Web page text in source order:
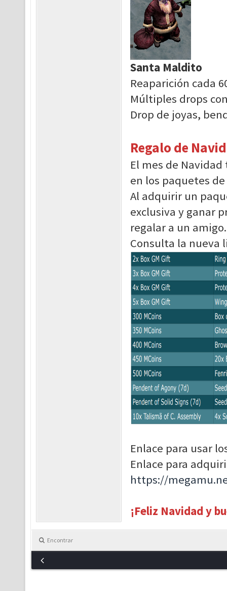
Santa Maldito
Reaparición cada
Múltiples drops
Drop de joyas,
Regalo de
El mes de
en los paquetes de
Al adquirir un
exclusiva y ganar
regalar a un amigo.
Consulta la nueva
Enlace para usar
Enlace para
https://
¡Feliz Navidad y
Encontrar